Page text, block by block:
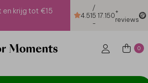
krijg tot €15
4.51
/
5
-
17.150+
reviews
0